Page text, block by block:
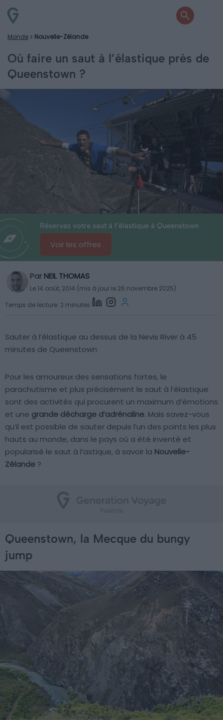
Monde Nouvelle-Zélande
Où faire un saut à l’élastique près de
Queenstown ?
Réservez votre saut à l’élastique à Queenstown
Voir les offres
Par NEIL THOMAS
Le 14 août, 2014 (mis à jour le 26 novembre 2025)
Temps de lecture: 2 minutes
Sauter à l’élastique au dessus de la Nevis River à 45
minutes de Queenstown
Pour les amoureux des sensations fortes, le
parachutisme et plus précisément le saut à l’élastique
sont des activités qui procurent un maximum d’émotions
et une grande décharge d’adrénaline. Mais savez-vous
qu’il est possible de sauter depuis l’un des points les plus
hauts au monde, dans le pays où a été inventé et
popularisé le saut à l’astique, à savoir la Nouvelle-
Zélande ?
Queenstown, la Mecque du bungy
jump